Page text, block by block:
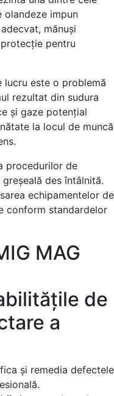
olandeze impun
mănuși
pentru
lucru este o problemă
rezultat din sudura
și gaze potențial
la locul de muncă
procedurilor de
des întâlnită.
echipamentelor de
conform standardelor
MAG
de
a
și remedia defectele